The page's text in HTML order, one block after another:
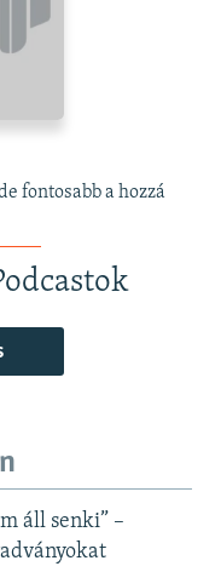
fontosabb a hozzá
áll senki” –